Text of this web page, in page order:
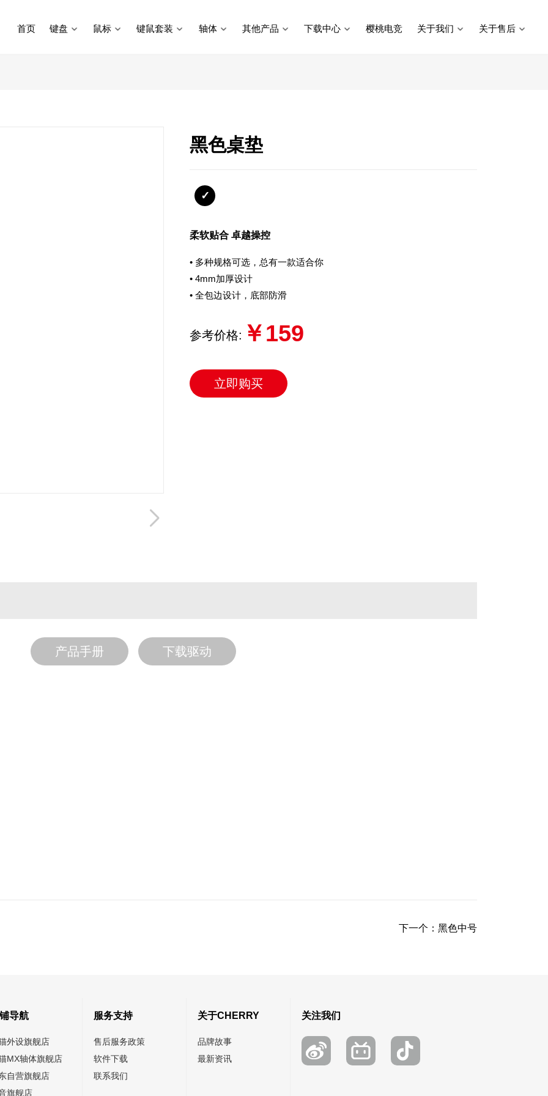
首页 键盘 鼠标 键鼠套装 轴体 其他产品 下载中心 樱桃电竞 关于我们 关于售后
黑色桌垫
柔软贴合 卓越操控
• 多种规格可选，总有一款适合你
• 4mm加厚设计
• 全包边设计，底部防滑
参考价格: ￥159
立即购买
产品手册 下载驱动
下一个： 黑色中号
导航
外设旗舰店
MX轴体旗舰店
自营旗舰店
旗舰店
服务支持
售后服务政策
软件下载
联系我们
关于CHERRY
品牌故事
最新资讯
关注我们